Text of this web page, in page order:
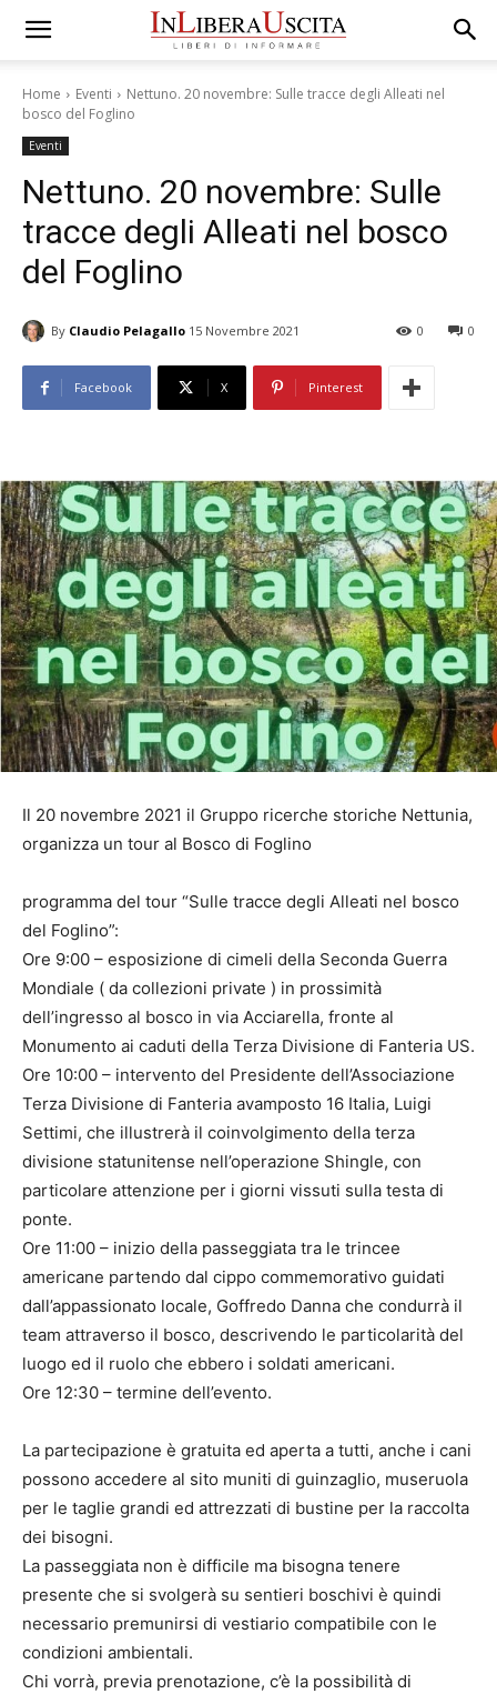
Home Eventi
Nettuno. 20 novembre: Sulle tracce degli Alleati nel
bosco del Foglino
Eventi
Nettuno. 20 novembre: Sulle
tracce degli Alleati nel bosco
del Foglino
By Claudio Pelagallo 15 Novembre 2021 0
0
Facebook X Pinterest
Il 20 novembre 2021 il Gruppo ricerche storiche Nettunia,
organizza un tour al Bosco di Foglino
programma del tour “Sulle tracce degli Alleati nel bosco
del Foglino”:
Ore 9:00 – esposizione di cimeli della Seconda Guerra
Mondiale ( da collezioni private ) in prossimità
dell’ingresso al bosco in via Acciarella, fronte al
Monumento ai caduti della Terza Divisione di Fanteria US.
Ore 10:00 – intervento del Presidente dell’Associazione
Terza Divisione di Fanteria avamposto 16 Italia, Luigi
Settimi, che illustrerà il coinvolgimento della terza
divisione statunitense nell’operazione Shingle, con
particolare attenzione per i giorni vissuti sulla testa di
ponte.
Ore 11:00 – inizio della passeggiata tra le trincee
americane partendo dal cippo commemorativo guidati
dall’appassionato locale, Goffredo Danna che condurrà il
team attraverso il bosco, descrivendo le particolarità del
luogo ed il ruolo che ebbero i soldati americani.
Ore 12:30 – termine dell’evento.
La partecipazione è gratuita ed aperta a tutti, anche i cani
possono accedere al sito muniti di guinzaglio, museruola
per le taglie grandi ed attrezzati di bustine per la raccolta
dei bisogni.
La passeggiata non è difficile ma bisogna tenere
presente che si svolgerà su sentieri boschivi è quindi
necessario premunirsi di vestiario compatibile con le
condizioni ambientali.
Chi vorrà, previa prenotazione, c’è la possibilità di